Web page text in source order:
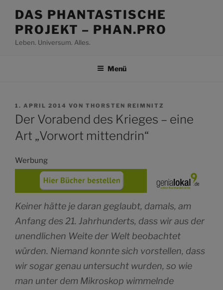
Inhalt
springen
DAS PHANTASTISCHE
PROJEKT – PHAN.PRO
Leben. Universum. Alles.
Menü
VERÖFFENTLICHT
AM
1. APRIL 2014 VON THORSTEN REIMNITZ
Der Vorabend des Krieges – eine
Art „Vorwort mittendrin“
Werbung
Keiner hätte je daran geglaubt, damals, am
Anfang des 21. Jahrhunderts, dass wir aus der
unendlichen Weite der Welt beobachtet
würden. Niemand konnte sich vorstellen, dass
wir sogar genau untersucht wurden, so wie
man unter dem Mikroskop wimmelnde